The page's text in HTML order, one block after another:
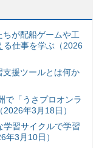
が配船ゲームや工
る仕事を学ぶ（2026
支援ツールとは何か
で「うさプロオンラ
年3月18日）
習サイクルで学習
年3月10日）